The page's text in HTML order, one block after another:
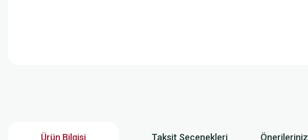
Ürün Bilgisi Taksit Seçenekleri Önerileriniz